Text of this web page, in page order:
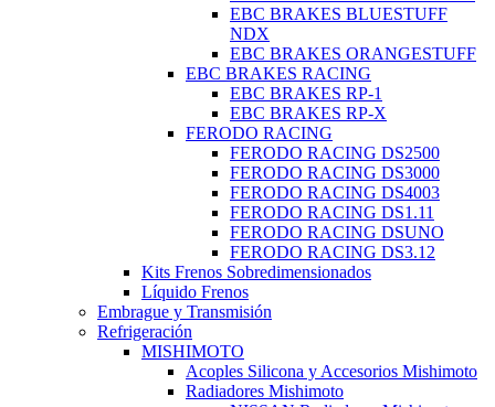
EBC BRAKES BLUESTUFF
NDX
EBC BRAKES ORANGESTUFF
EBC BRAKES RACING
EBC BRAKES RP-1
EBC BRAKES RP-X
FERODO RACING
FERODO RACING DS2500
FERODO RACING DS3000
FERODO RACING DS4003
FERODO RACING DS1.11
FERODO RACING DSUNO
FERODO RACING DS3.12
Kits Frenos Sobredimensionados
Líquido Frenos
Embrague y Transmisión
Refrigeración
MISHIMOTO
Acoples Silicona y Accesorios Mishimoto
Radiadores Mishimoto